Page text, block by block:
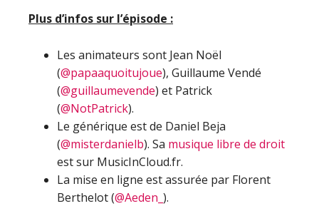
Plus d’infos sur l’épisode :
Les animateurs sont Jean Noël
(@papaaquoitujoue), Guillaume Vendé
(@guillaumevende) et Patrick
(@NotPatrick).
Le générique est de Daniel Beja
(@misterdanielb). Sa musique libre de droit
est sur MusicInCloud.fr.
La mise en ligne est assurée par Florent
Berthelot (@Aeden_ ).